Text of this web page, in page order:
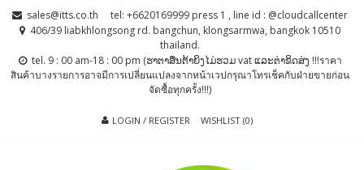
Skip
Skip sales@itts.co.th
tel: +6620169999 press 1 , line id : @cloudcallcenter
406/39 liabkhlongsong rd. bangchun, klongsarmwa, bangkok 10510
thailand.
tel. 9 : 00 am-18 : 00 pm (ຮາຕາສຶນຕ້າຍິງໄມ່ຮວມ vat ແລະຕ່າຂິດສ່ງ !!!ราคา
สินค้าบางรายการอาจมีการเปลี่ยนแปลงจากหน้าเวปกรุณาโทรเช็คกับฝ่ายขายก่อน
จัดซื้อทุกครั้ง!!!)
LOGIN / REGISTER WISHLIST (0)